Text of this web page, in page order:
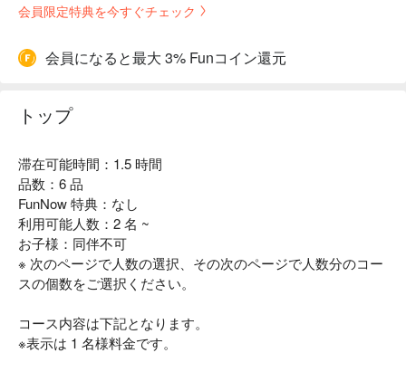
会員限定特典を今すぐチェック
会員になると最大 3% Funコイン還元
トップ
滞在可能時間：1.5 時間
品数：6 品
FunNow 特典：なし
利用可能人数：2 名 ~
お子様：同伴不可
※ 次のページで人数の選択、その次のページで人数分のコー
スの個数をご選択ください。
コース内容は下記となります。
※表示は 1 名様料金です。